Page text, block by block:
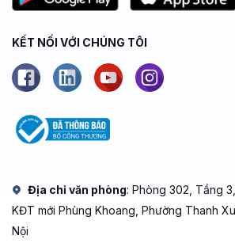
KẾT NỐI VỚI CHÚNG TÔI
Địa chỉ văn phòng: Phòng 302, Tầng
KĐT mới Phùng Khoang, Phường Thanh
Nội